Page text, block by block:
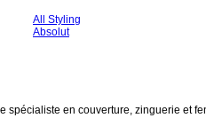
All Styling
Absolut
spécialiste en couverture, zinguerie et